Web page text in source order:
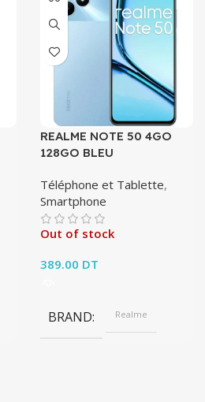
REALME NOTE 50 4GO
128GO BLEU
Téléphone et Tablette,
Smartphone
Out of stock
389.00 DT
BRAND Realme